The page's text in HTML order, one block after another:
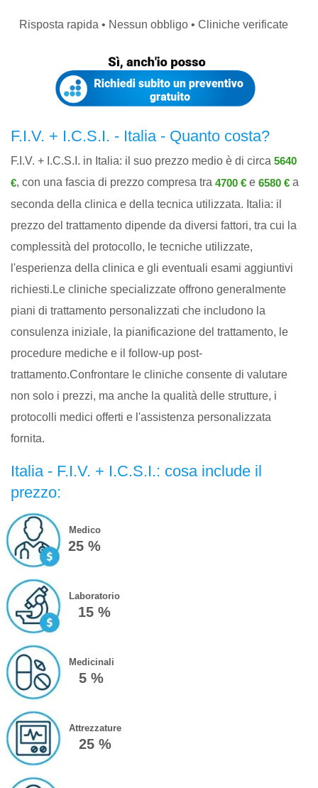
Risposta rapida • Nessun obbligo • Cliniche verificate
F.I.V. + I.C.S.I. - Italia - Quanto costa?
F.I.V. + I.C.S.I. in Italia: il suo prezzo medio è di circa 5640
€, con una fascia di prezzo compresa tra 4700 € e 6580 € a
seconda della clinica e della tecnica utilizzata. Italia: il
prezzo del trattamento dipende da diversi fattori, tra cui la
complessità del protocollo, le tecniche utilizzate,
l'esperienza della clinica e gli eventuali esami aggiuntivi
richiesti.Le cliniche specializzate offrono generalmente
piani di trattamento personalizzati che includono la
consulenza iniziale, la pianificazione del trattamento, le
procedure mediche e il follow-up post-
trattamento.Confrontare le cliniche consente di valutare
non solo i prezzi, ma anche la qualità delle strutture, i
protocolli medici offerti e l'assistenza personalizzata
fornita.
Italia - F.I.V. + I.C.S.I.: cosa include il
prezzo:
Medico
25 %
Laboratorio
15 %
Medicinali
5 %
Attrezzature
25 %